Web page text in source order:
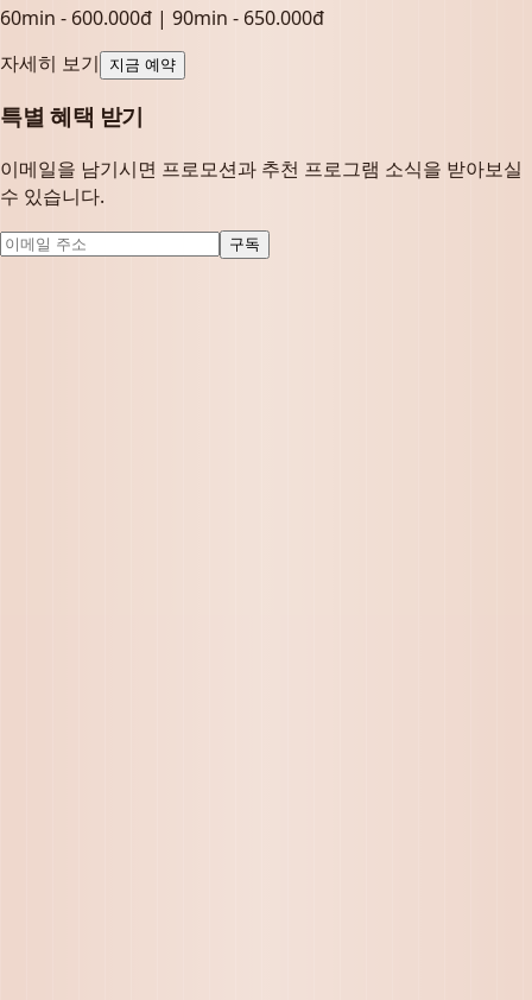
60min - 600.000đ | 90min - 650.000đ
자세히 보기
지금 예약
특별 혜택 받기
이메일을 남기시면 프로모션과 추천 프로그램 소식을 받아보실
수 있습니다.
구독